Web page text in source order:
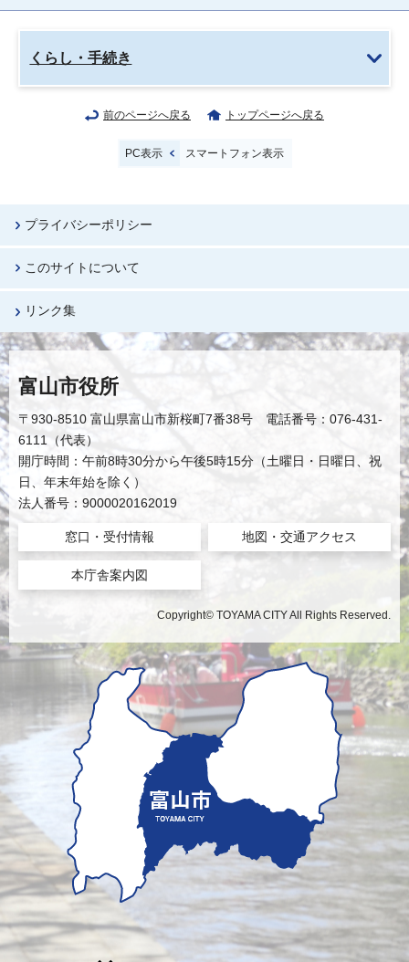
くらし・手続き
前のページへ戻る トップページへ戻る
PC表示 スマートフォン表示
プライバシーポリシー
このサイトについて
リンク集
富山市役所
〒930-8510 富山県富山市新桜町7番38号 電話番号：076-431-
6111（代表）
開庁時間：午前8時30分から午後5時15分（土曜日・日曜日、祝
日、年末年始を除く）
法人番号：9000020162019
窓口・受付情報 地図・交通アクセス
本庁舎案内図
Copyright© TOYAMA CITY All Rights Reserved.